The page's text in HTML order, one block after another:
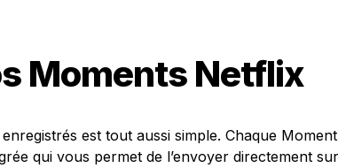
Moments Netflix
est tout aussi simple. Chaque
qui vous permet de l’envoyer directement